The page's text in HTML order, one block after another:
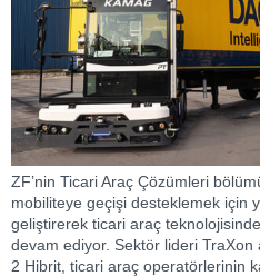
ZF’nin Ticari Araç Çözümleri
mobiliteye geçişi desteklemek için
geliştirerek ticari araç
devam ediyor. Sektör lideri TraXon
2 Hibrit, ticari araç operatörlerinin